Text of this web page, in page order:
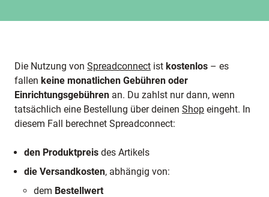
Die Nutzung von Spreadconnect ist kostenlos – es
fallen keine monatlichen Gebühren oder
Einrichtungsgebühren an. Du zahlst nur dann, wenn
tatsächlich eine Bestellung über deinen Shop eingeht. In
diesem Fall berechnet Spreadconnect:
den Produktpreis des Artikels
die Versandkosten, abhängig von:
dem Bestellwert